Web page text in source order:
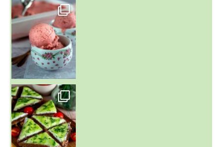
~ NICE CREAM À LA FRAISE ~
Presque un mois que